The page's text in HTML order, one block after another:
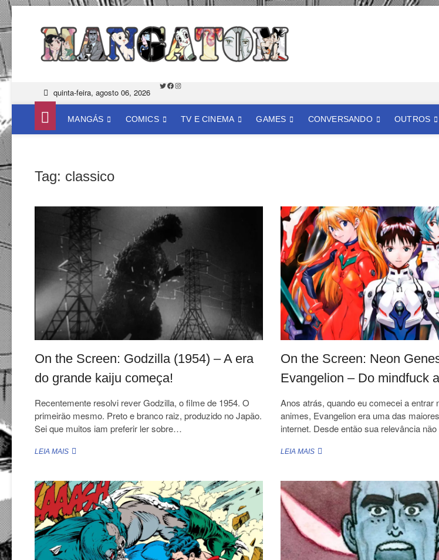
Skip
to
quinta-feira, agosto 06, 2026
Twitter
Facebook
Instagram
MANGÁS COMICS TV E CINEMA GAMES CONVERSANDO OUTROS
Tag: classico
On the Screen: Godzilla (1954) – A era
do grande kaiju começa!
Recentemente resolvi rever Godzilla, o filme de 1954. O
primeirão mesmo. Preto e branco raiz, produzido no Japão.
Sei que muitos iam preferir ler sobre…
LEIA MAISON
GODZILLA
(1954)
–
A
ERA
DO
GRANDE
KAIJU
On the Screen: Neon
Evangelion – Do mindfuck
Anos atrás, quando eu comecei a entrar
animes, Evangelion era uma das
internet. Desde então sua relevância
LEIA MAISON
NEON
GENESIS
EVANGELION
–
DO
MINDFUCK
AO
THE